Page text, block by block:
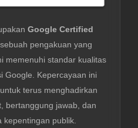
Google Certified
pengakuan yang
memenuhi standar kualitas
Google. Kepercayaan ini
terus menghadirkan
bertanggung jawab, dan
kepentingan publik.